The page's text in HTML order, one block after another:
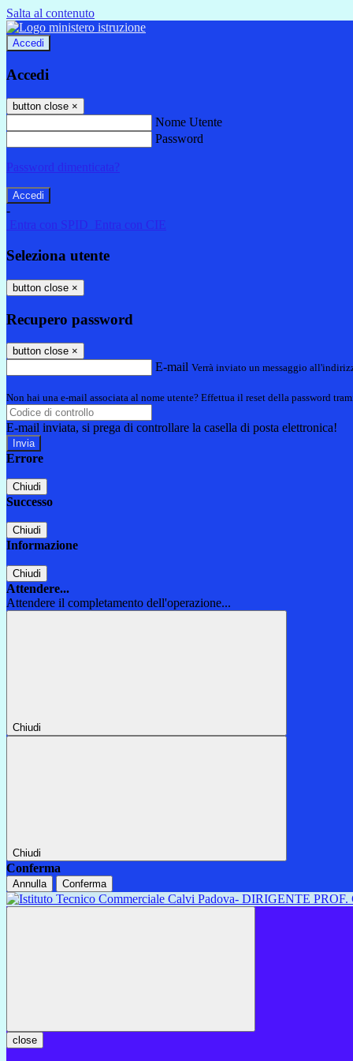
Salta al contenuto
Accedi
Accedi
button close ×
Nome Utente
Password
Password dimenticata?
-
Entra con SPID
Entra con CIE
Seleziona utente
button close ×
Recupero password
button close ×
E-mail Verrà inviato un messaggio
Non hai una e-mail associata al nome utente? Effettua il reset della password
E-mail inviata, si prega di controllare la casella di posta elettronica!
Errore
Chiudi
Successo
Chiudi
Informazione
Chiudi
Attendere...
Attendere il completamento dell'operazione...
Chiudi
Chiudi
Conferma
Annulla Conferma
close